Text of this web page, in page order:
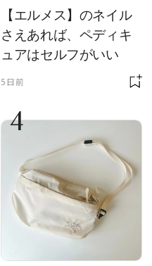
【エルメス】のネイル
さえあれば、ペディキ
ュアはセルフがいい
5日前
4